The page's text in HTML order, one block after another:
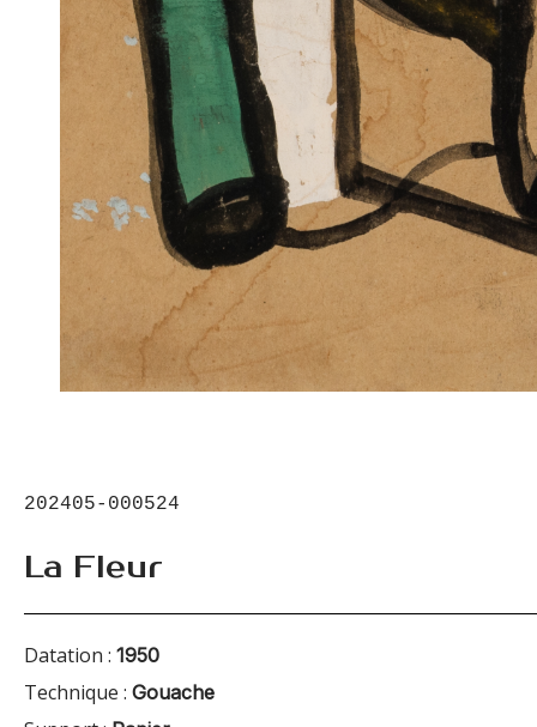
202405-000524
La Fleur
Datation : 1950
Technique : Gouache